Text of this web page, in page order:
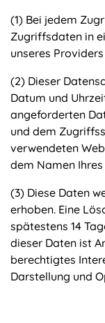
(1) Bei jedem
Zugriffsdaten in
unseres
(2) Dieser
Datum und
angeforderten
und dem
verwendeten
dem Namen
(3) Diese Daten
erhoben. Eine
spätestens 14
dieser Daten ist
berechtigtes
Darstellung und